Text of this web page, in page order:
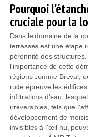
Pourquoi
cruciale pour la
Dans le domaine de la
terrasses est une étape
pérennité des
l'importance de cette
régions comme Breval,
rude épreuve les
infiltrations d'eau,
irréversibles, tels que
développement de
invisibles à l'œil nu,